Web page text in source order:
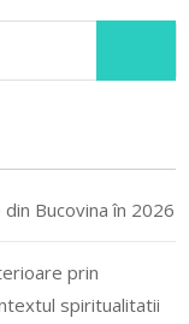
Bucovina în 2026
prin
spiritualitatii